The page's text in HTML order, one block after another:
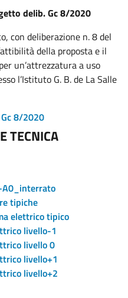
delib. Gc 8/2020
con deliberazione n. 8 del
della proposta e il
un’attrezzatura a uso
l’Istituto G. B. de La Salle
8/2020
TECNICA
tipiche
elettrico tipico
livello-1
livello 0
livello+1
livello+2